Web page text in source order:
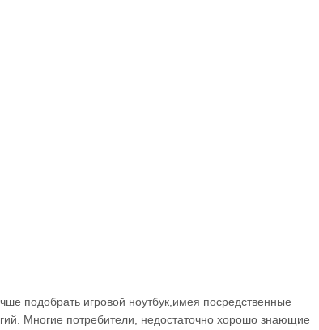
подобрать игровой ноутбук,имея посредственные
Многие потребители, недостаточно хорошо знающие